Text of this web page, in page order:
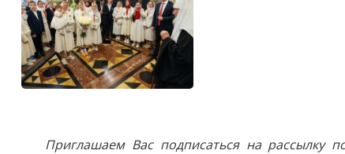
Приглашаем Вас подписаться на рассылку